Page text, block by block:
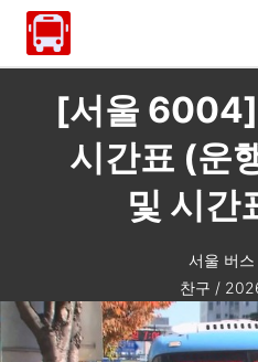
[서울
시간표 (운
및 시간
서울 버스
찬구 /